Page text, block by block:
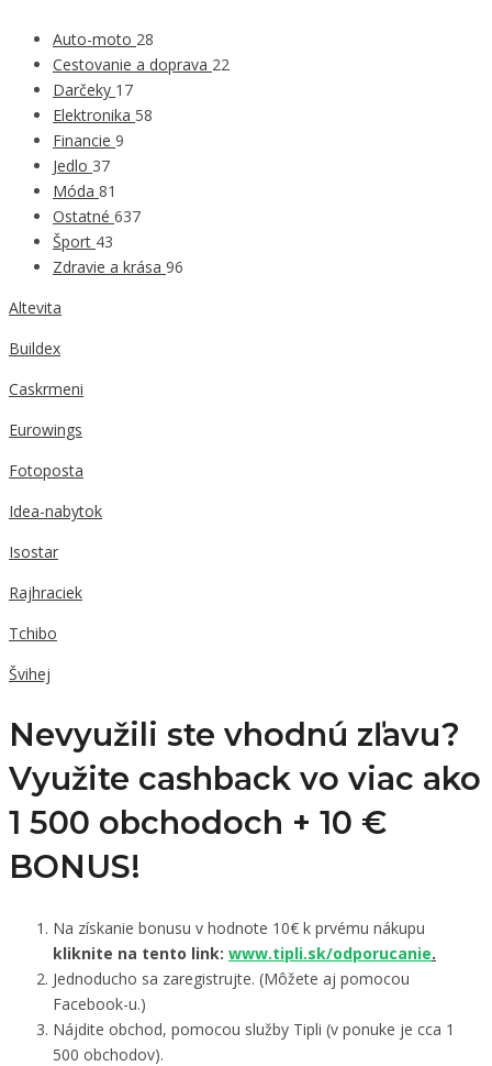
Auto-moto 28
Cestovanie a doprava 22
Darčeky 17
Elektronika 58
Financie 9
Jedlo 37
Móda 81
Ostatné 637
Šport 43
Zdravie a krása 96
Altevita
Buildex
Caskrmeni
Eurowings
Fotoposta
Idea-nabytok
Isostar
Rajhraciek
Tchibo
Švihej
Nevyužili ste vhodnú zľavu?
Využite cashback vo viac ako
1 500 obchodoch + 10 €
BONUS!
Na získanie bonusu v hodnote 10€ k prvému nákupu
kliknite na tento link: www.tipli.sk/odporucanie.
Jednoducho sa zaregistrujte. (Môžete aj pomocou
Facebook-u.)
Nájdite obchod, pomocou služby Tipli (v ponuke je cca 1
500 obchodov).